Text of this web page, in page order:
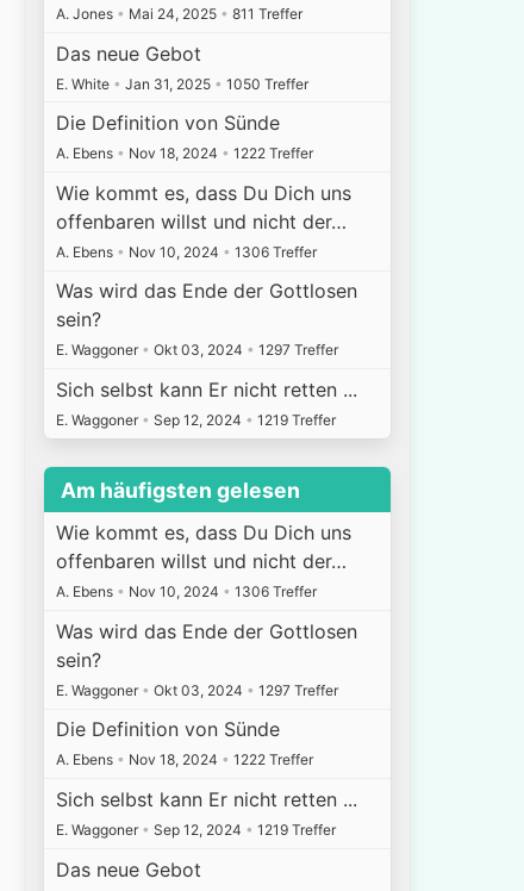
A. Jones • Mai 24, 2025 • 811 Treffer
Das neue Gebot
E. White • Jan 31, 2025 • 1050 Treffer
Die Definition von Sünde
A. Ebens • Nov 18, 2024 • 1222 Treffer
Wie kommt es, dass Du Dich uns
offenbaren willst und nicht der…
A. Ebens • Nov 10, 2024 • 1306 Treffer
Was wird das Ende der Gottlosen
sein?
E. Waggoner • Okt 03, 2024 • 1297 Treffer
Sich selbst kann Er nicht retten ...
E. Waggoner • Sep 12, 2024 • 1219 Treffer
Am häufigsten gelesen
Wie kommt es, dass Du Dich uns
offenbaren willst und nicht der…
A. Ebens • Nov 10, 2024 • 1306 Treffer
Was wird das Ende der Gottlosen
sein?
E. Waggoner • Okt 03, 2024 • 1297 Treffer
Die Definition von Sünde
A. Ebens • Nov 18, 2024 • 1222 Treffer
Sich selbst kann Er nicht retten ...
E. Waggoner • Sep 12, 2024 • 1219 Treffer
Das neue Gebot